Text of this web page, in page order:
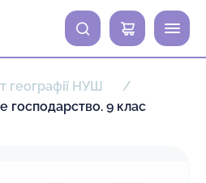
0
географії НУШ
господарство. 9 клас